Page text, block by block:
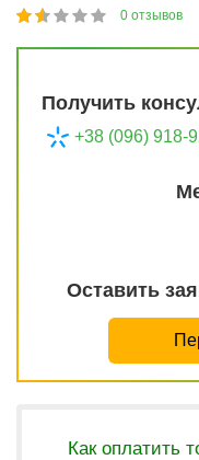
29
1
2
3
4
5 0 отзывов
Получить
+38 (096) 918-
Оставить
Как оплатить